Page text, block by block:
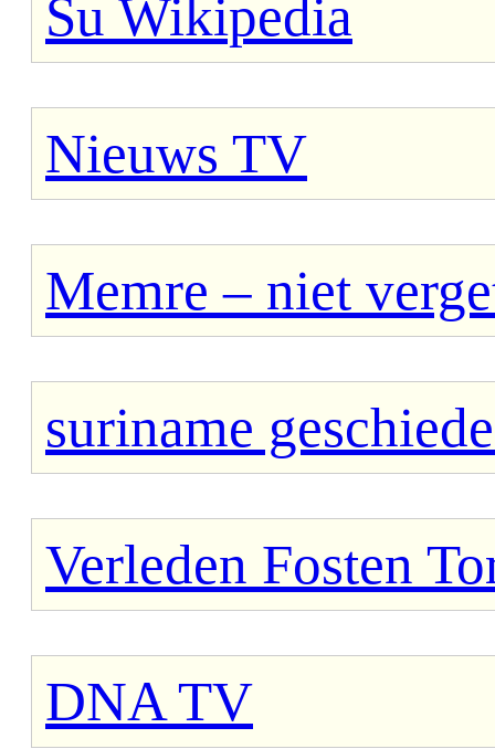
Su Wikipedia
Nieuws TV
Memre – niet
suriname
Verleden Fosten
DNA TV